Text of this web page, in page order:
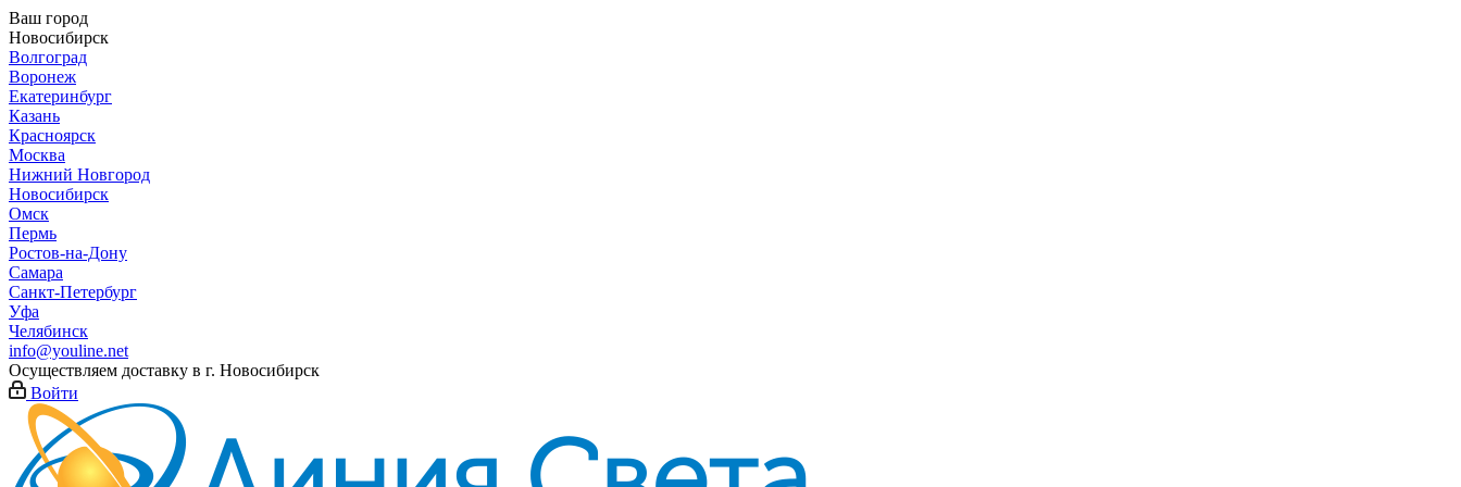
Ваш город
Новосибирск
Волгоград
Воронеж
Екатеринбург
Казань
Красноярск
Москва
Нижний Новгород
Новосибирск
Омск
Пермь
Ростов-на-Дону
Самара
Санкт-Петербург
Уфа
Челябинск
info@youline.net
Осуществляем доставку в г. Новосибирск
Войти